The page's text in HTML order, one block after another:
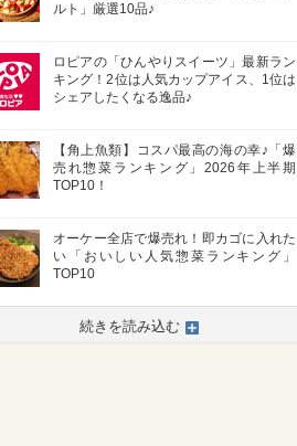
ルト」厳選10品♪
ロピアの「ひんやりスイーツ」最新ラン
キング！2位は人気カップアイス、1位は
シェアしたくなる逸品♪
【角上魚類】コスパ最高の海の幸♪「爆
売れ惣菜ランキング」2026年上半期
TOP10！
オーケー全店で爆売れ！即カゴに入れた
い「おいしい人気惣菜ランキング」
TOP10
続きを読み込む